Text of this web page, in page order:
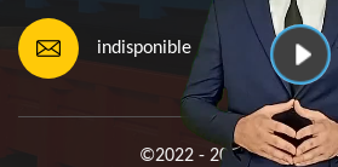
indisponible
©2022 - 2026 Tout droit